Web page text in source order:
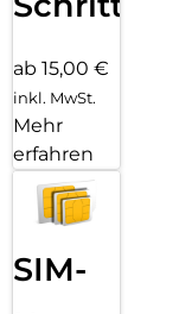
ab 15,00 €
inkl. MwSt.
Mehr
erfahren
SIM-